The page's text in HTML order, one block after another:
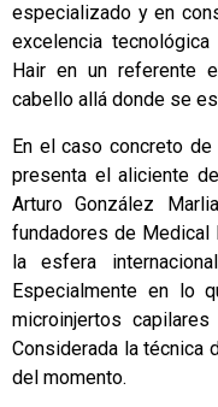
especializado y en
excelencia
Hair en un referente
cabello allá donde se
En el caso concreto
presenta el aliciente
Arturo González
fundadores de Medical
la esfera
Especialmente en lo
microinjertos
Considerada la técnica
del momento.